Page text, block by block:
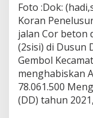
Foto :Dok:
Koran
jalan Cor beton
(2sisi) di Dusun
Gembol
menghabiskan
78.061.500
(DD) tahun